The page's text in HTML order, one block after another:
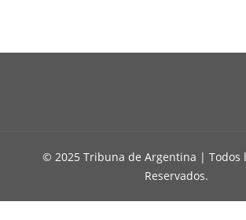
© 2025 Tribuna de Argentina | Todos
Reservados.